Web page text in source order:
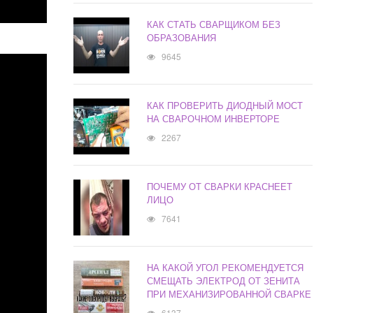
КАК СТАТЬ СВАРЩИКОМ БЕЗ
ОБРАЗОВАНИЯ
9645
КАК ПРОВЕРИТЬ ДИОДНЫЙ МОСТ
НА СВАРОЧНОМ ИНВЕРТОРЕ
2267
ПОЧЕМУ ОТ СВАРКИ КРАСНЕЕТ
ЛИЦО
7641
НА КАКОЙ УГОЛ РЕКОМЕНДУЕТСЯ
СМЕЩАТЬ ЭЛЕКТРОД ОТ ЗЕНИТА
ПРИ МЕХАНИЗИРОВАННОЙ СВАРКЕ